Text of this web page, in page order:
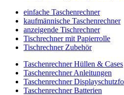
einfache Taschenrechner
kaufmännische Taschenrechner
anzeigende Tischrechner
Tischrechner mit Papierrolle
Tischrechner Zubehör
Taschenrechner Hüllen & Cases
Taschenrechner Anleitungen
Taschenrechner
Taschenrechner Batterien